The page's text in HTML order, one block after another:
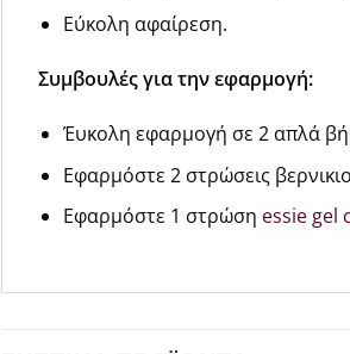
Εύκολη αφαίρεση.
Συμβουλές για την εφαρμογή:
Έυκολη εφαρμογή σε 2 απλά
Εφαρμόστε 2 στρώσεις
Εφαρμόστε 1 στρώση essie gel